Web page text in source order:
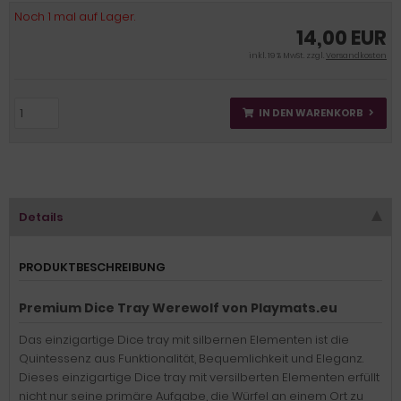
Noch 1 mal auf Lager.
14,00 EUR
inkl. 19 % MwSt. zzgl.Versandkosten
IN DEN WARENKORB
Details
PRODUKTBESCHREIBUNG
Premium Dice Tray Werewolf von Playmats.eu
Das einzigartige Dice tray mit silbernen Elementen ist die
Quintessenz aus Funktionalität, Bequemlichkeit und Eleganz.
Dieses einzigartige Dice tray mit versilberten Elementen erfüllt
nicht nur seine primäre Aufgabe, die Würfel an einem Ort zu